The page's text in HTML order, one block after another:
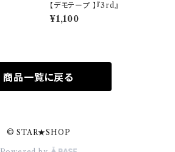
【デモテープ 】『3rd』
¥1,100
商品一覧に戻る
© STAR★SHOP